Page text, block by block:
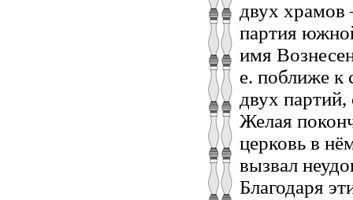
двух храмов
партия
имя
е. поближе к
двух
Желая
церковь в
вызвал
Благодаря